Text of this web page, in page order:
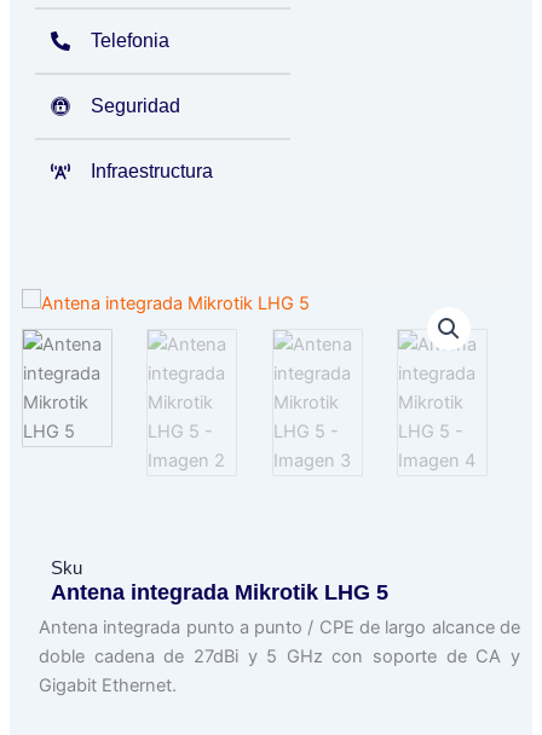
Telefonia
Seguridad
Infraestructura
Sku
Antena integrada Mikrotik LHG 5
Antena integrada punto a punto / CPE de largo alcance de
doble cadena de 27dBi y 5 GHz con soporte de CA y
Gigabit Ethernet.